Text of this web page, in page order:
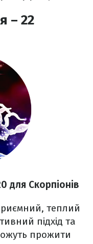
– 22
для Скорпіонів
теплий
підхід та
прожити